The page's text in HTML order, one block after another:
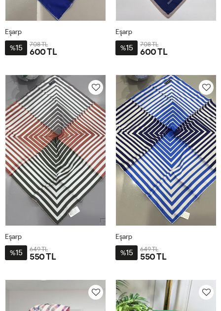
Eşarp
%15 708 TL
600 TL
Eşarp
%15 708 TL
600 TL
Eşarp
%15 649 TL
550 TL
Eşarp
%15 649 TL
550 TL